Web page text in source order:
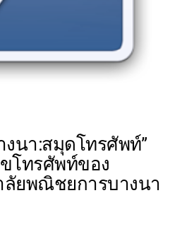
งนา:สมุดโทรศัพท์”
โทรศัพท์ของ
ลัยพณิชยการบางนา